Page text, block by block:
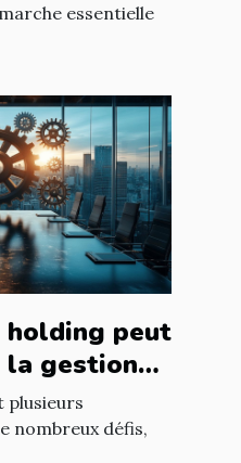
essentielle
holding peut
gestion
?
plusieurs
nombreux défis,